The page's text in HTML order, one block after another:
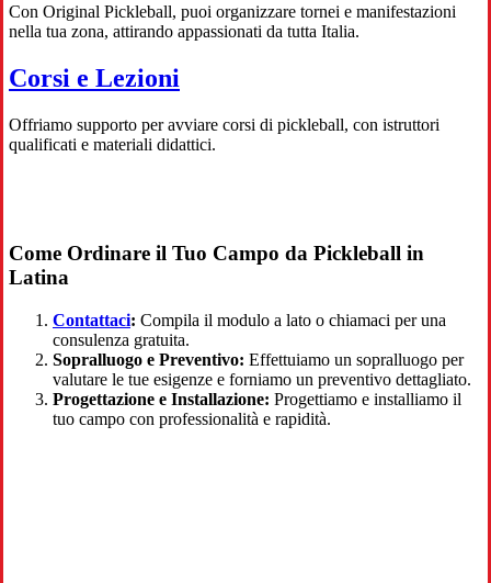
Con Original Pickleball, puoi organizzare tornei e manifestazioni
nella tua zona, attirando appassionati da tutta Italia.
Corsi e Lezioni
Offriamo supporto per avviare corsi di pickleball, con istruttori
qualificati e materiali didattici.
Come Ordinare il Tuo Campo da Pickleball in
Latina
Contattaci: Compila il modulo a lato o chiamaci per una
consulenza gratuita.
Sopralluogo e Preventivo: Effettuiamo un sopralluogo per
valutare le tue esigenze e forniamo un preventivo dettagliato.
Progettazione e Installazione: Progettiamo e installiamo il
tuo campo con professionalità e rapidità.